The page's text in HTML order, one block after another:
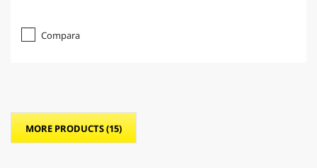
Compara
MORE PRODUCTS (15)